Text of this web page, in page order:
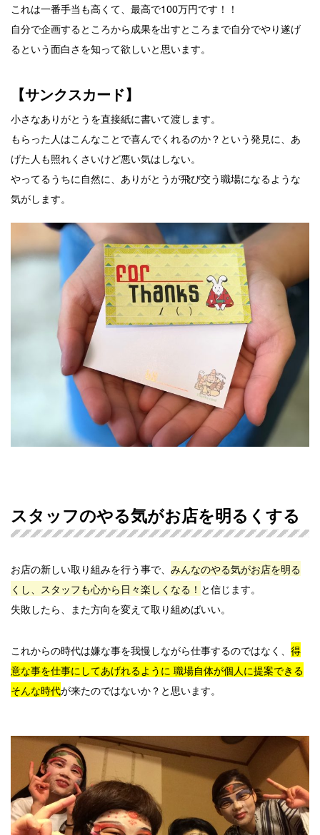
これは一番手当も高くて、最高で100万円です！！
自分で企画するところから成果を出すところまで自分でやり遂げ
るという面白さを知って欲しいと思います。
【サンクスカード】
小さなありがとうを直接紙に書いて渡します。
もらった人はこんなことで喜んでくれるのか？という発見に、あ
げた人も照れくさいけど悪い気はしない。
やってるうちに自然に、ありがとうが飛び交う職場になるような
気がします。
スタッフのやる気がお店を明るくする
お店の新しい取り組みを行う事で、 みんなのやる気がお店を明る
くし、スタッフも心から日々楽しくなる！ と信じます。
失敗したら、また方向を変えて取り組めばいい。
これからの時代は嫌な事を我慢しながら仕事するのではなく、 得
意な事を仕事にしてあげれるように 職場自体が個人に提案できる
そんな時代が来たのではないか？と思います。